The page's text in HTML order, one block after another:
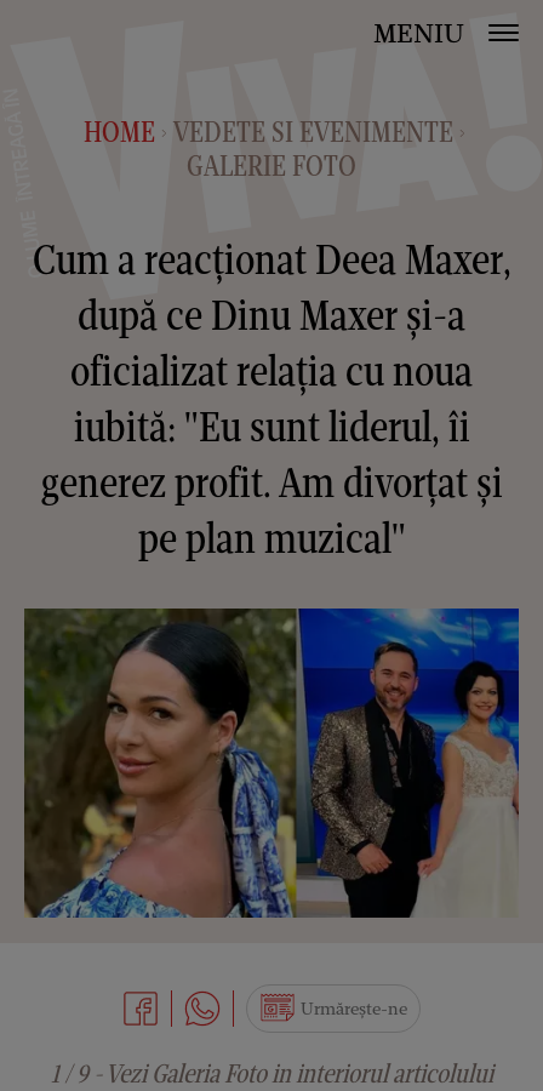
MENIU
HOME > VEDETE SI EVENIMENTE >
GALERIE FOTO
Cum a reacționat Deea Maxer,
după ce Dinu Maxer și-a
oficializat relația cu noua
iubită: "Eu sunt liderul, îi
generez profit. Am divorțat și
pe plan muzical"
Urmărește-ne
1 / 9 - Vezi Galeria Foto in interiorul articolului